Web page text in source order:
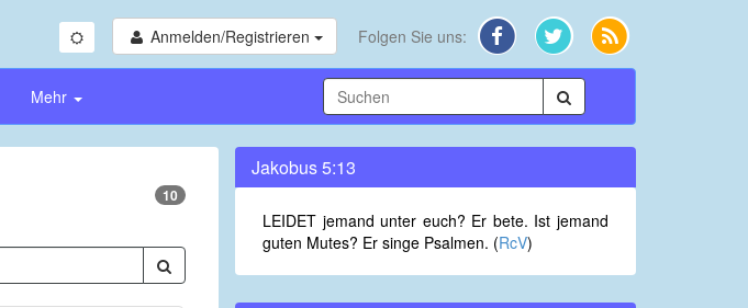
Anmelden/Registrieren Folgen Sie uns:
Mehr
10
Jakobus 5:13
LEIDET jemand unter euch? Er bete. Ist jemand
guten Mutes? Er singe Psalmen. (RcV)